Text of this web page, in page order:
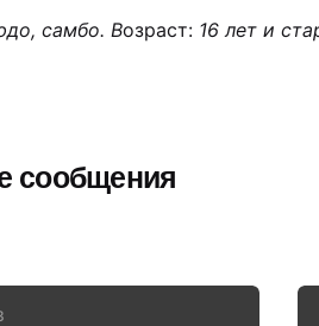
самбо. Возраст: 16 лет и
сообщения